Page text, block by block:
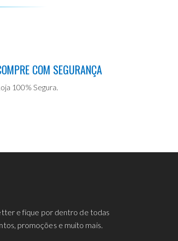
COM SEGURANÇA
100% Segura.
e fique por dentro de todas
promoções e muito mais.